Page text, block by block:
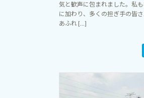
気と歓声に包まれました。私
に加わり、多くの担ぎ手の皆
あふれ […]